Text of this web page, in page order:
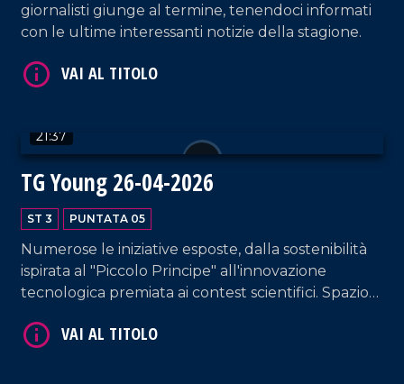
giornalisti giunge al termine, tenendoci informati
con le ultime interessanti notizie della stagione.
21:37
TG Young 26-04-2026
ST 3 PUNTATA 05
Numerose le iniziative esposte, dalla sostenibilità
ispirata al "Piccolo Principe" all'innovazione
tecnologica premiata ai contest scientifici. Spazio
sicurezza digitale, l'inclusione sull'autismo e la
VAI AL TITOLO
VAI AL TITOLO